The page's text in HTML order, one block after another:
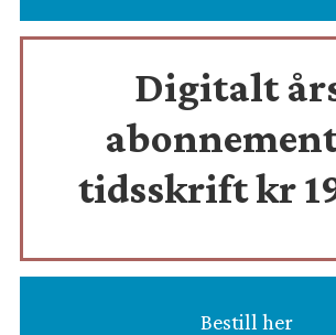
Digitalt
tidsskriftkr
Bestill her